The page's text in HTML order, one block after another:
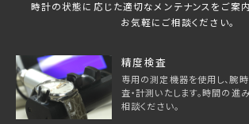
時計の状態に応じた適切なメンテナンスをご案内
お気軽にご相談ください。
精度検査
専用の測定機器を使用し、腕
査・計測いたします。時間の
相談ください。